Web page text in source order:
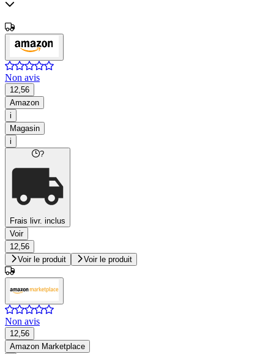
Non avis
12,56
Amazon
i
Magasin
i
?
Frais livr. inclus
Voir
12,56
Voir le produit
Voir le produit
Non avis
12,56
Amazon Marketplace